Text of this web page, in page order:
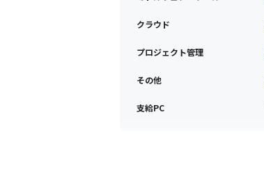
クラウド
プロジェクト管理
その他
支給PC